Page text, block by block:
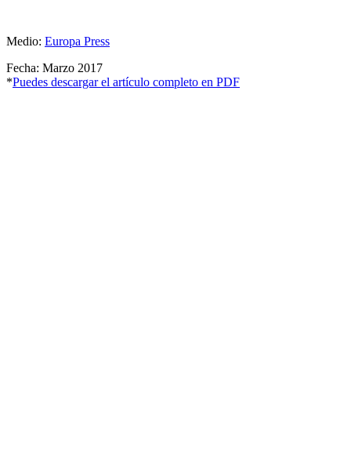
Medio: Europa Press
Fecha: Marzo 2017
*Puedes descargar el artículo completo en PDF